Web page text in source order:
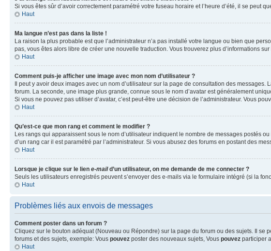
Si vous êtes sûr d’avoir correctement paramétré votre fuseau horaire et l’heure d’été, il se peut
Haut
Ma langue n’est pas dans la liste !
La raison la plus probable est que l’administrateur n’a pas installé votre langue ou bien que
pas, vous êtes alors libre de créer une nouvelle traduction. Vous trouverez plus d’informations
Haut
Comment puis-je afficher une image avec mon nom d’utilisateur ?
Il peut y avoir deux images avec un nom d’utilisateur sur la page de consultation des
forum. La seconde, une image plus grande, connue sous le nom d’avatar est généralement
Si vous ne pouvez pas utiliser d’avatar, c’est peut-être une décision de l’administrateur. Vous
Haut
Qu’est-ce que mon rang et comment le modifier ?
Les rangs qui apparaissent sous le nom d’utilisateur indiquent le nombre de messages postés
d’un rang car il est paramétré par l’administrateur. Si vous abusez des forums en postant des
Haut
Lorsque je clique sur le lien e-maild’un utilisateur, on me demande de me connecter ?
Seuls les utilisateurs enregistrés peuvent s’envoyer des e-mails via le formulaire intégré (si la
Haut
Problèmes liés aux envois de messages
Comment poster dans un forum ?
Cliquez sur le bouton adéquat (Nouveau ou Répondre) sur la page du forum ou des sujets. Il
forums et des sujets, exemple: Vous pouvez poster des nouveaux sujets, Vous pouvez participer
Haut